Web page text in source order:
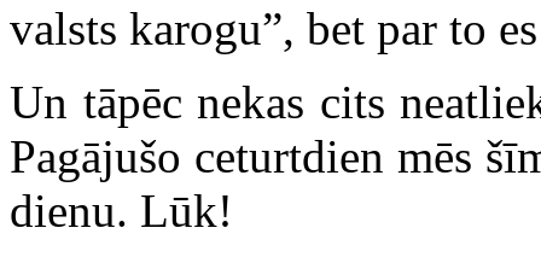
valsts karogu”, bet par to
Un tāpēc nekas cits
Pagājušo ceturtdien mēs
dienu. Lūk!